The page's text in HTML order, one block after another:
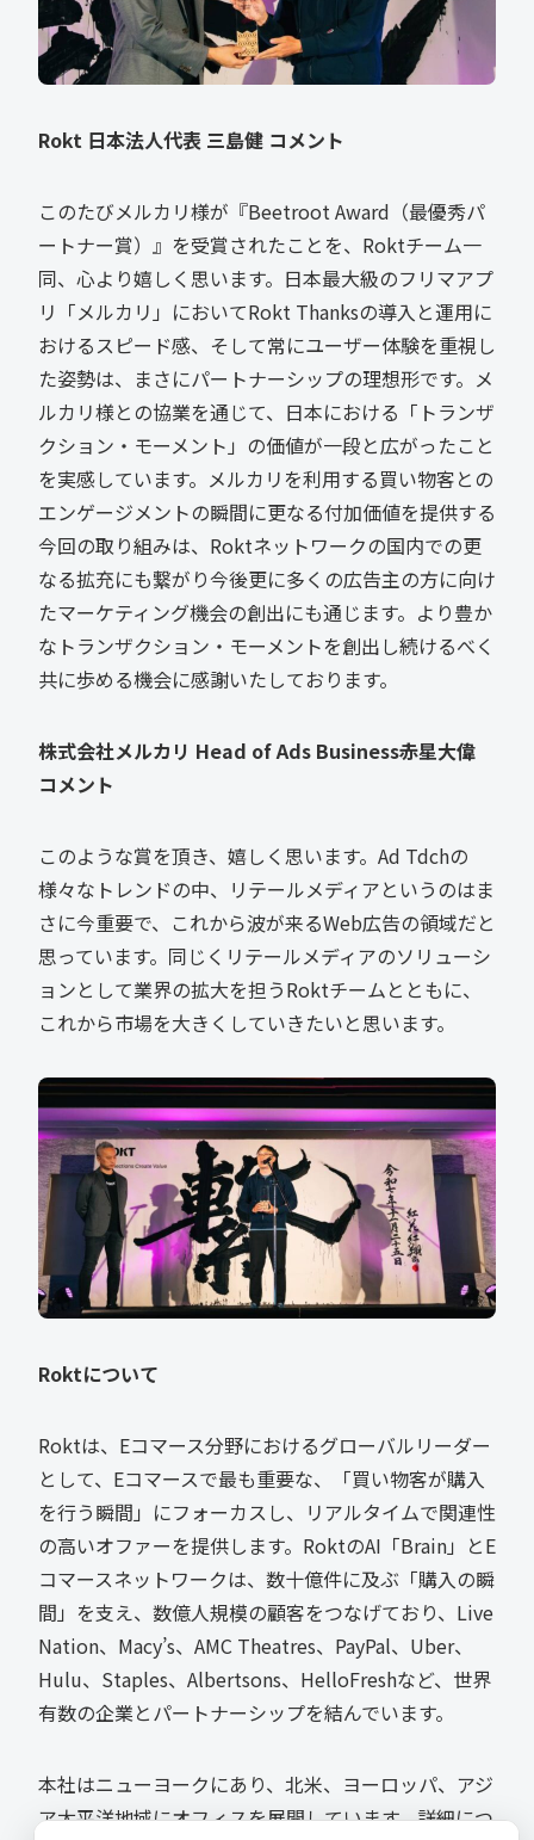
Rokt 日本法人代表 三島健 コメント
このたびメルカリ様が『Beetroot Award（最優秀パ
ートナー賞）』を受賞されたことを、Roktチーム一
同、心より嬉しく思います。日本最大級のフリマアプ
リ「メルカリ」においてRokt Thanksの導入と運用に
おけるスピード感、そして常にユーザー体験を重視し
た姿勢は、まさにパートナーシップの理想形です。メ
ルカリ様との協業を通じて、日本における「トランザ
クション・モーメント」の価値が一段と広がったこと
を実感しています。メルカリを利用する買い物客との
エンゲージメントの瞬間に更なる付加価値を提供する
今回の取り組みは、Roktネットワークの国内での更
なる拡充にも繋がり今後更に多くの広告主の方に向け
たマーケティング機会の創出にも通じます。より豊か
なトランザクション・モーメントを創出し続けるべく
共に歩める機会に感謝いたしております。
株式会社メルカリ Head of Ads Business赤星大偉
コメント
このような賞を頂き、嬉しく思います。Ad Tdchの
様々なトレンドの中、リテールメディアというのはま
さに今重要で、これから波が来るWeb広告の領域だと
思っています。同じくリテールメディアのソリューシ
ョンとして業界の拡大を担うRoktチームとともに、
これから市場を大きくしていきたいと思います。
Roktについて
Roktは、Eコマース分野におけるグローバルリーダー
として、Eコマースで最も重要な、「買い物客が購入
を行う瞬間」にフォーカスし、リアルタイムで関連性
の高いオファーを提供します。RoktのAI「Brain」とE
コマースネットワークは、数十億件に及ぶ「購入の瞬
間」を支え、数億人規模の顧客をつなげており、Live
Nation、Macy’s、AMC Theatres、PayPal、Uber、
Hulu、Staples、Albertsons、HelloFreshなど、世界
有数の企業とパートナーシップを結んでいます。
本社はニューヨークにあり、北米、ヨーロッパ、アジ
ア太平洋地域にオフィスを展開しています。詳細につ